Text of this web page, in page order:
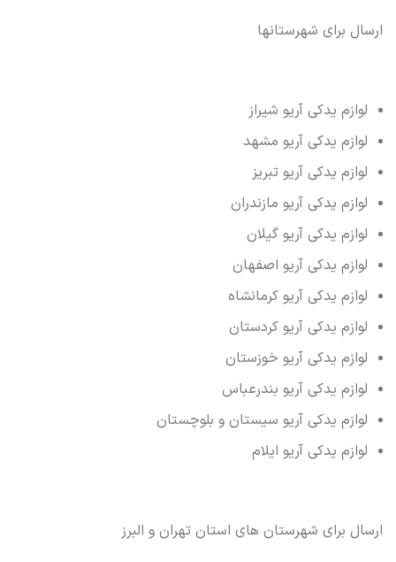
ارسال برای شهرستانها
لوازم یدکی آریو شیراز
لوازم یدکی آریو مشهد
لوازم یدکی آریو تبریز
لوازم یدکی آریو مازندران
لوازم یدکی آریو گیلان
لوازم یدکی آریو اصفهان
لوازم یدکی آریو کرمانشاه
لوازم یدکی آریو کردستان
لوازم یدکی آریو خوزستان
لوازم یدکی آریو بندرعباس
لوازم یدکی آریو سیستان و بلوچستان
لوازم یدکی آریو ایلام
ارسال برای شهرستان های استان تهران و البرز